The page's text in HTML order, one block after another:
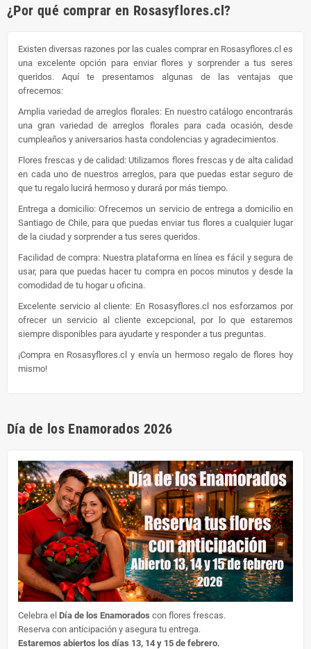
¿Por qué comprar en Rosasyflores.cl?
Existen diversas razones por las cuales comprar en Rosasyflores.cl es
una excelente opción para enviar flores y sorprender a tus seres
queridos. Aquí te presentamos algunas de las ventajas que
ofrecemos:
Amplia variedad de arreglos florales: En nuestro catálogo encontrarás
una gran variedad de arreglos florales para cada ocasión, desde
cumpleaños y aniversarios hasta condolencias y agradecimientos.
Flores frescas y de calidad: Utilizamos flores frescas y de alta calidad
en cada uno de nuestros arreglos, para que puedas estar seguro de
que tu regalo lucirá hermoso y durará por más tiempo.
Entrega a domicilio: Ofrecemos un servicio de entrega a domicilio en
Santiago de Chile, para que puedas enviar tus flores a cualquier lugar
de la ciudad y sorprender a tus seres queridos.
Facilidad de compra: Nuestra plataforma en línea es fácil y segura de
usar, para que puedas hacer tu compra en pocos minutos y desde la
comodidad de tu hogar u oficina.
Excelente servicio al cliente: En Rosasyflores.cl nos esforzamos por
ofrecer un servicio al cliente excepcional, por lo que estaremos
siempre disponibles para ayudarte y responder a tus preguntas.
¡Compra en Rosasyflores.cl y envía un hermoso regalo de flores hoy
mismo!
Día de los Enamorados 2026
Celebra el Día de los Enamorados con flores frescas.
Reserva con anticipación y asegura tu entrega.
Estaremos abiertos los días 13, 14 y 15 de febrero.